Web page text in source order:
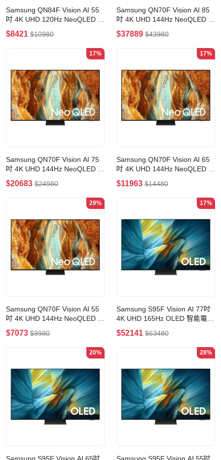
Samsung QN84F Vision AI 55
吋 4K UHD 120Hz NeoQLED 智
能電視(55吋)
$8421 $10980
Samsung QN70F Vision AI 85
吋 4K UHD 144Hz NeoQLED 智
能電視(85吋)
$37889 $43980
17%
Samsung QN70F Vision AI 75
吋 4K UHD 144Hz NeoQLED 智
能電視(75吋)
$20683 $24980
17%
Samsung QN70F Vision AI 65
吋 4K UHD 144Hz NeoQLED 智
能電視(65吋)
$11963 $14480
29%
Samsung QN70F Vision AI 55
吋 4K UHD 144Hz NeoQLED 智
能電視(55吋)
$7073 $9980
17%
Samsung S95F Vision AI 77吋
4K UHD 165Hz OLED 智能電視
(77吋)
$52141 $63480
20% 28%